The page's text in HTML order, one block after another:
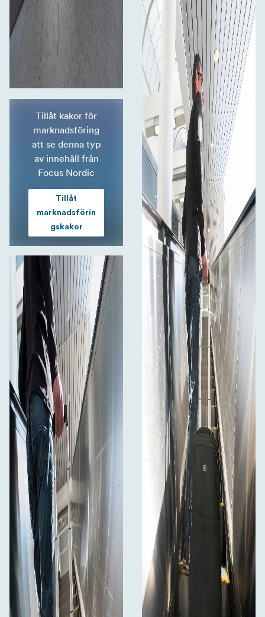
Tillåt kakor för
marknadsföring
att se denna typ
av innehåll från
Focus Nordic
Tillåt
marknadsförin
gskakor